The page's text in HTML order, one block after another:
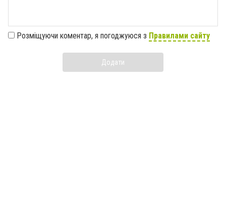
Розміщуючи коментар, я погоджуюся з Правилами сайту
Додати